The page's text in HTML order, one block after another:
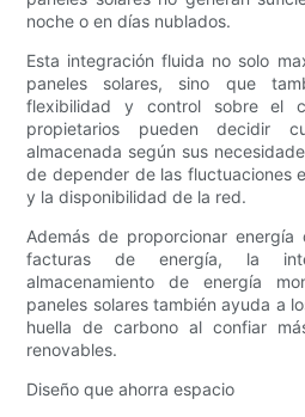
noche o en días nublados.
Esta integración fluida no solo
paneles solares, sino que
flexibilidad y control sobre el
propietarios pueden decidir
almacenada según sus
de depender de las fluctuaciones
y la disponibilidad de la red.
Además de proporcionar
facturas de energía, la
almacenamiento de energía
paneles solares también ayuda a
huella de carbono al confiar
renovables.
Diseño que ahorra espacio